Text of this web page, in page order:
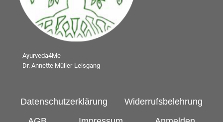
Ayurveda4Me
Dr. Annette Müller-Leisgang
Datenschutzerklärung
Widerrufsbelehrung